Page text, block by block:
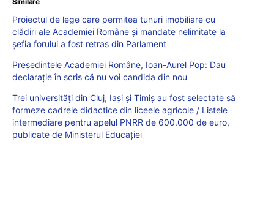
Proiectul de lege care permitea tunuri imobiliare cu
clădiri ale Academiei Române și mandate nelimitate la
șefia forului a fost retras din Parlament
Președintele Academiei Române, Ioan-Aurel Pop: Dau
declarație în scris că nu voi candida din nou
Trei universități din Cluj, Iași și Timiș au fost selectate să
formeze cadrele didactice din liceele agricole / Listele
intermediare pentru apelul PNRR de 600.000 de euro,
publicate de Ministerul Educației